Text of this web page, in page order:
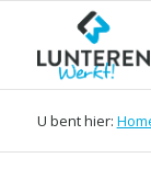
U bent hier: